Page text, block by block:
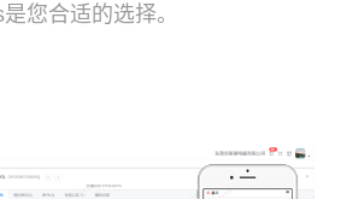
您合适的选择。